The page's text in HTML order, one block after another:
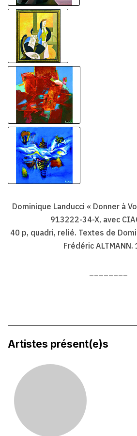
Dominique Landucci « Donner à
913222-34-X, avec
40 p, quadri, relié. Textes de
Frédéric ALTMANN.
Artistes présent(e)s